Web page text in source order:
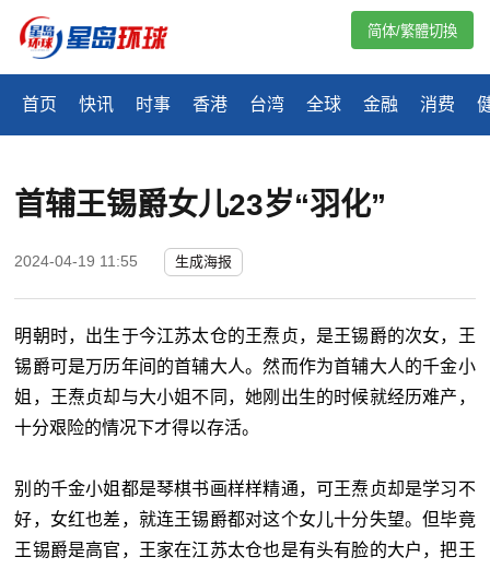
首页 快讯 时事 香港 台湾 全球 金融 消费
简体/繁體切換
首辅王锡爵女儿23岁“羽化”
2024-04-19 11:55 生成海报
明朝时，出生于今江苏太仓的王焘贞，是王锡爵的次女，王
锡爵可是万历年间的首辅大人。然而作为首辅大人的千金小
姐，王焘贞却与大小姐不同，她刚出生的时候就经历难产，
十分艰险的情况下才得以存活。
别的千金小姐都是琴棋书画样样精通，可王焘贞却是学习不
好，女红也差，就连王锡爵都对这个女儿十分失望。但毕竟
王锡爵是高官，王家在江苏太仓也是有头有脸的大户，把王